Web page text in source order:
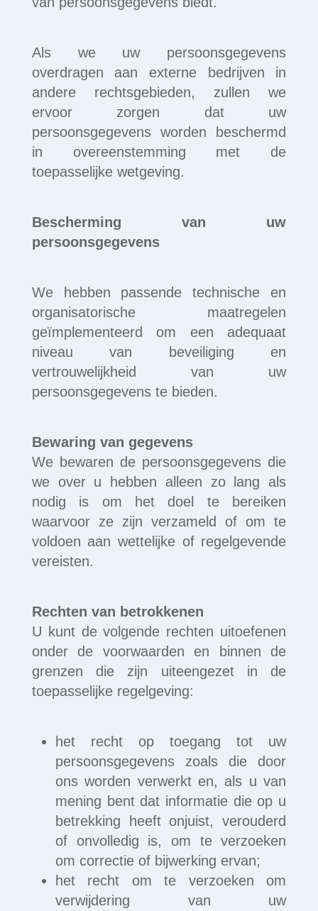
Als we uw persoonsgegevens
overdragen aan externe bedrijven in
andere rechtsgebieden, zullen we
ervoor zorgen dat uw
persoonsgegevens worden beschermd
in overeenstemming met de
toepasselijke wetgeving.
Bescherming van uw
persoonsgegevens
We hebben passende technische en
organisatorische maatregelen
geïmplementeerd om een adequaat
niveau van beveiliging en
vertrouwelijkheid van uw
persoonsgegevens te bieden.
Bewaring van gegevens
We bewaren de persoonsgegevens die
we over u hebben alleen zo lang als
nodig is om het doel te bereiken
waarvoor ze zijn verzameld of om te
voldoen aan wettelijke of regelgevende
vereisten.
Rechten van betrokkenen
U kunt de volgende rechten uitoefenen
onder de voorwaarden en binnen de
grenzen die zijn uiteengezet in de
toepasselijke regelgeving:
het recht op toegang tot uw
persoonsgegevens zoals die door
ons worden verwerkt en, als u van
mening bent dat informatie die op u
betrekking heeft onjuist, verouderd
of onvolledig is, om te verzoeken
om correctie of bijwerking ervan;
het recht om te verzoeken om
verwijdering van uw